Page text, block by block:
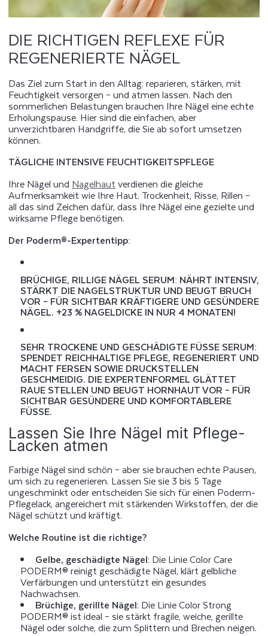
DIE RICHTIGEN REFLEXE FÜR
REGENERIERTE NÄGEL
Das Ziel zum Start in den Alltag: reparieren, stärken, mit
Feuchtigkeit versorgen – und atmen lassen. Nach den
sommerlichen Belastungen brauchen Ihre Nägel eine echte
Erholungspause. Hier sind die einfachen, aber
unverzichtbaren Handgriffe, die Sie ab sofort umsetzen
können.
TÄGLICHE INTENSIVE FEUCHTIGKEITSPFLEGE
Ihre Nägel und Nagelhautverdienen die gleiche
Aufmerksamkeit wie Ihre Haut. Trockenheit, Risse, Rillen –
all das sind Zeichen dafür, dass Ihre Nägel eine gezielte und
wirksame Pflege benötigen.
Der Poderm®-Expertentipp:
BRÜCHIGE, RILLIGE NÄGEL SERUM: NÄHRT INTENSIV,
STÄRKT DIE NAGELSTRUKTUR UND BEUGT BRUCH
VOR – FÜR SICHTBAR KRÄFTIGERE UND GESÜNDERE
NÄGEL. +23 % NAGELDICKE IN NUR 4 MONATEN!
SEHR TROCKENE UND GESCHÄDIGTE FÜSSE SERUM :
SPENDET REICHHALTIGE PFLEGE, REGENERIERT UND
MACHT FERSEN SOWIE DRUCKSTELLEN
GESCHMEIDIG. DIE EXPERTENFORMEL GLÄTTET
RAUE STELLEN UND BEUGT HORNHAUT VOR – FÜR
SICHTBAR GESÜNDERE UND KOMFORTABLERE
FÜSSE.
Lassen Sie Ihre Nägel mit Pflege-
Lacken atmen
Farbige Nägel sind schön – aber sie brauchen echte Pausen,
um sich zu regenerieren. Lassen Sie sie 3 bis 5 Tage
ungeschminkt oder entscheiden Sie sich für einen Poderm-
Pflegelack, angereichert mit stärkenden Wirkstoffen, der die
Nägel schützt und kräftigt.
Welche Routine ist die richtige?
Gelbe, geschädigte Nägel: Die Linie Color Care
PODERM® reinigt geschädigte Nägel, klärt gelbliche
Verfärbungen und unterstützt ein gesundes
Nachwachsen.
Brüchige, gerillte Nägel: Die Linie Color Strong
PODERM® ist ideal – sie stärkt fragile, weiche, gerillte
Nägel oder solche, die zum Splittern und Brechen neigen.